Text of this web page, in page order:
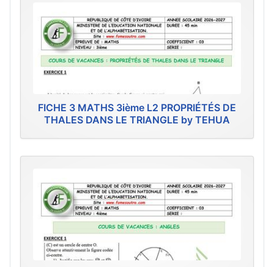
FICHE 3 MATHS 3ième L2 PROPRIÉTÉS DE
THALES DANS LE TRIANGLE by TEHUA